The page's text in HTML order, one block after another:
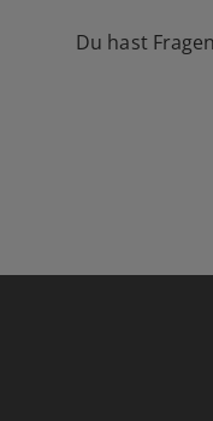
Du hast